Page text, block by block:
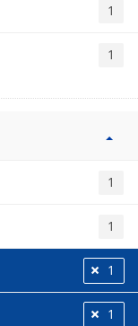
1
1
1
1
1
1